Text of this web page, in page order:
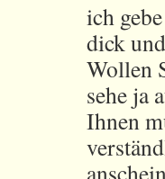
ich
dick
Wollen
sehe ja
Ihnen